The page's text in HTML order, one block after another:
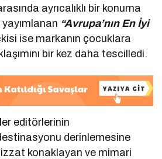
ayrıcalıklı bir konuma
yayımlanan “Avrupa’nın En İyi
ise markanın çocuklara
bir kez daha tescilledi.
editörlerinin
derinlemesine
konaklayan ve mimari